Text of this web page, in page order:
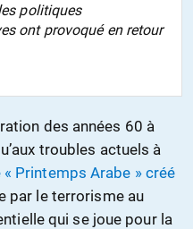
politiques
ont provoqué en retour
des années 60 à
troubles actuels à
« Printemps Arabe » créé
par le terrorisme au
qui se joue pour la